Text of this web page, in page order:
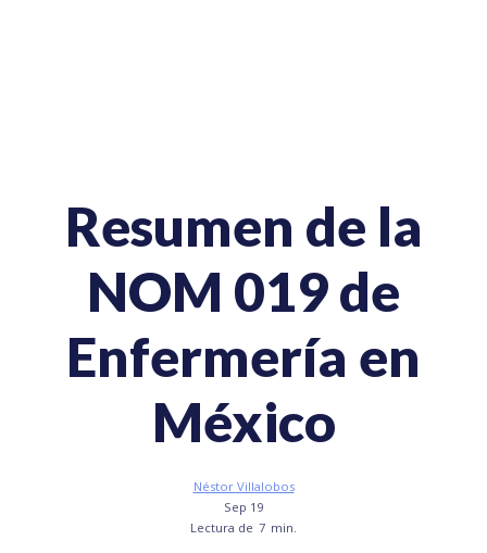
Resumen de la
NOM 019 de
Enfermería en
México
Néstor Villalobos
Sep 19
Lectura de 7 min.